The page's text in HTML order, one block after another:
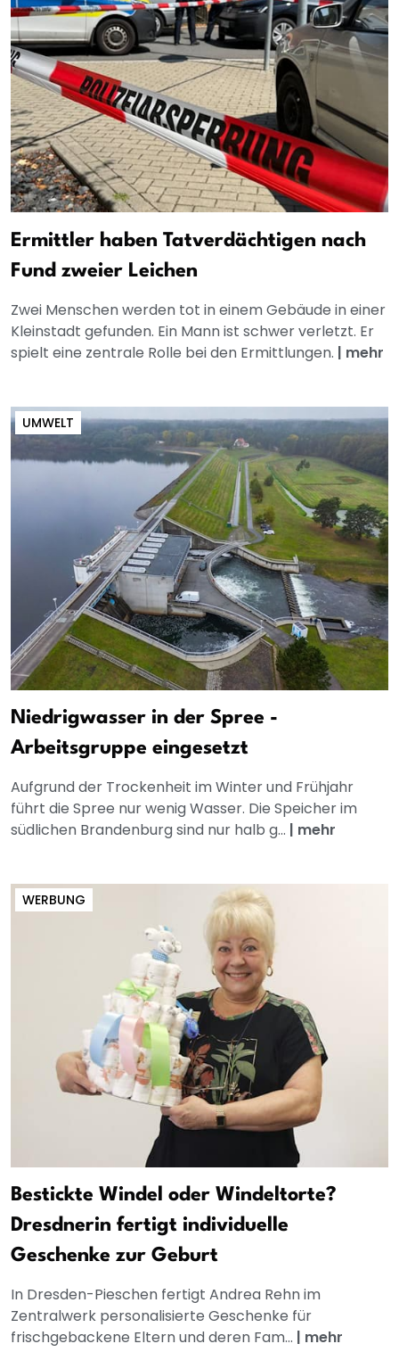
Ermittler haben Tatverdächtigen nach
Fund zweier Leichen
Zwei Menschen werden tot in einem Gebäude in einer
Kleinstadt gefunden. Ein Mann ist schwer verletzt. Er
spielt eine zentrale Rolle bei den Ermittlungen. | mehr
UMWELT
Niedrigwasser in der Spree -
Arbeitsgruppe eingesetzt
Aufgrund der Trockenheit im Winter und Frühjahr
führt die Spree nur wenig Wasser. Die Speicher im
südlichen Brandenburg sind nur halb g... | mehr
WERBUNG
Bestickte Windel oder Windeltorte?
Dresdnerin fertigt individuelle
Geschenke zur Geburt
In Dresden-Pieschen fertigt Andrea Rehn im
Zentralwerk personalisierte Geschenke für
frischgebackene Eltern und deren Fam... | mehr